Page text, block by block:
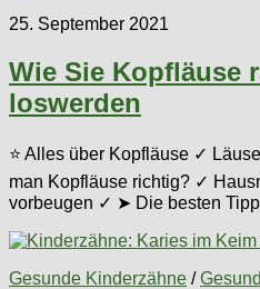
25. September 2021
Wie Sie Kopfläuse
loswerden
⭐ Alles über Kopfläuse ✓
man Kopfläuse richtig? ✓
vorbeugen ✓ ➤ Die besten
Gesunde Kinderzähne /